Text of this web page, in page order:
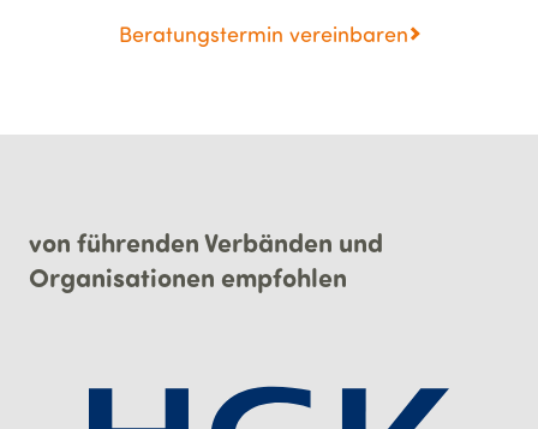
Beratungstermin vereinbaren
von führenden Verbänden und
Organisationen empfohlen